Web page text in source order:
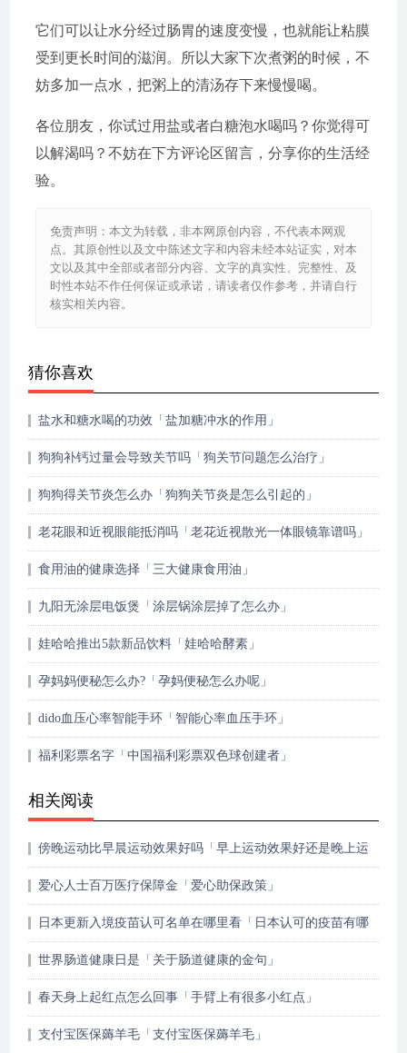
它们可以让水分经过肠胃的速度变慢，也就能让粘膜
受到更长时间的滋润。所以大家下次煮粥的时候，不
妨多加一点水，把粥上的清汤存下来慢慢喝。
各位朋友，你试过用盐或者白糖泡水喝吗？你觉得可
以解渴吗？不妨在下方评论区留言，分享你的生活经
验。
免责声明：本文为转载，非本网原创内容，不代表本网观
点。其原创性以及文中陈述文字和内容未经本站证实，对本
文以及其中全部或者部分内容、文字的真实性、完整性、及
时性本站不作任何保证或承诺，请读者仅作参考，并请自行
核实相关内容。
猜你喜欢
盐水和糖水喝的功效「盐加糖冲水的作用」
狗狗补钙过量会导致关节吗「狗关节问题怎么治疗」
狗狗得关节炎怎么办「狗狗关节炎是怎么引起的」
老花眼和近视眼能抵消吗「老花近视散光一体眼镜靠谱吗」
食用油的健康选择「三大健康食用油」
九阳无涂层电饭煲「涂层锅涂层掉了怎么办」
娃哈哈推出5款新品饮料「娃哈哈酵素」
孕妈妈便秘怎么办?「孕妈便秘怎么办呢」
dido血压心率智能手环「智能心率血压手环」
福利彩票名字「中国福利彩票双色球创建者」
相关阅读
傍晚运动比早晨运动效果好吗「早上运动效果好还是晚上运
爱心人士百万医疗保障金「爱心助保政策」
日本更新入境疫苗认可名单在哪里看「日本认可的疫苗有哪
世界肠道健康日是「关于肠道健康的金句」
春天身上起红点怎么回事「手臂上有很多小红点」
支付宝医保薅羊毛「支付宝医保薅羊毛」